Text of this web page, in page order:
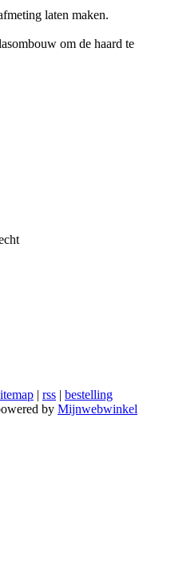
laten maken.
om de haard te
| rss | bestelling
by Mijnwebwinkel